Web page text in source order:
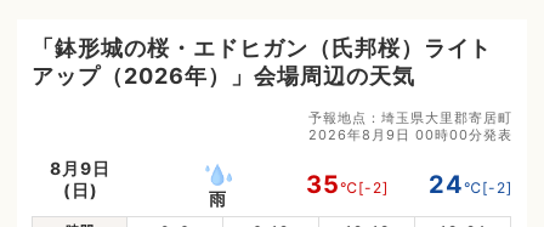
「鉢形城の桜・エドヒガン（氏邦桜）ライト
アップ（2026年）」会場周辺の天気
予報地点：埼玉県大里郡寄居町
2026年8月9日 00時00分発表
8月9日
(日)
雨 35℃[-2] 24℃[-2]